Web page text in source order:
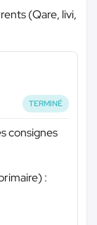
(Qare, livi,
TERMINÉ
consignes
: